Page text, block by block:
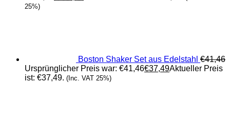
25%)
Boston Shaker Set aus Edelstahl €41,46
Ursprünglicher Preis war: €41,46€37,49Aktueller Preis
ist: €37,49. (Inc. VAT 25%)